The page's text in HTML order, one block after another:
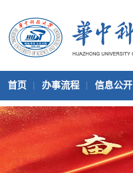
首页 办事流程 信息公开